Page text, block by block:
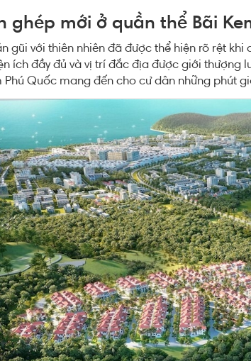
mới ở quần thể Bãi
gũi với thiên nhiên đã được thể hiện rõ rệt
ích đầy đủ và vị trí đắc địa được giới thượng
Phú Quốc mang đến cho cư dân những phút